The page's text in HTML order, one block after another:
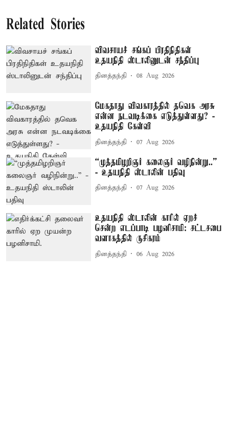
Related Stories
விவசாயச் சங்கப் பிரதிநிதிகள்
உதயநிதி ஸ்டாலினுடன் சந்திப்பு
தினத்தந்தி 08 Aug 2026
மேகதாது விவகாரத்தில் தவெக அரசு
என்ன நடவடிக்கை எடுத்துள்ளது? -
உதயநிதி கேள்வி
தினத்தந்தி 07 Aug 2026
“முத்தமிழறிஞர் கலைஞர் வழிநின்று..”
- உதயநிதி ஸ்டாலின் பதிவு
தினத்தந்தி 07 Aug 2026
உதயநிதி ஸ்டாலின் காரில் ஏறச்
சென்ற எடப்பாடி பழனிசாமி: சட்டசபை
வளாகத்தில் ருசிகரம்
தினத்தந்தி 06 Aug 2026